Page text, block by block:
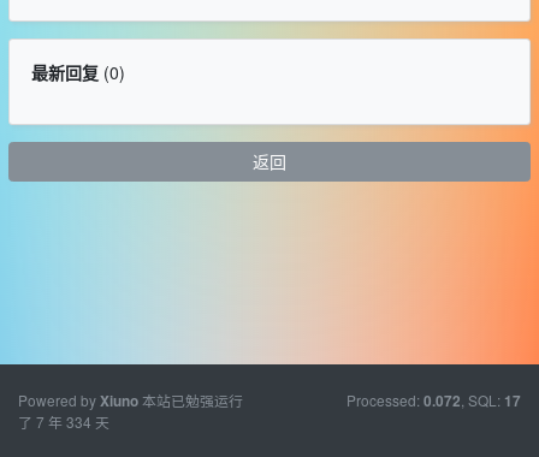
最新回复(0)
返回
Powered byXiuno本站已勉强运行
了 7 年 334 天
Processed: 0.072 , SQL: 17